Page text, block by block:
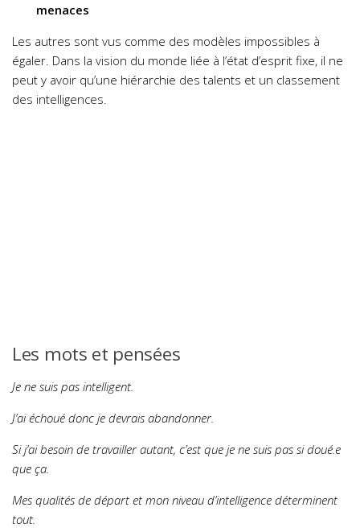
menaces
Les autres sont vus comme des modèles impossibles à
égaler. Dans la vision du monde liée à l’état d’esprit fixe, il ne
peut y avoir qu’une hiérarchie des talents et un classement
des intelligences.
Les mots et pensées
Je ne suis pas intelligent.
J’ai échoué donc je devrais abandonner.
Si j’ai besoin de travailler autant, c’est que je ne suis pas si doué.e
que ça.
Mes qualités de départ et mon niveau d’intelligence déterminent
tout.